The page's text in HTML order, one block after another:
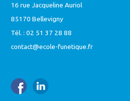
16 rue Jacqueline Auriol
85170 Bellevigny
Tél. : 02 51 37 28 88
contact@ecole-funetique.fr